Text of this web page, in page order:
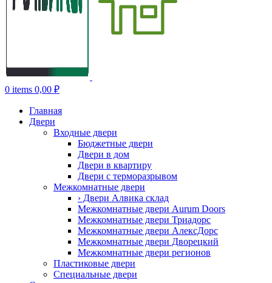
0 items 0,00 ₽
Главная
Двери
Входные двери
Бюджетные двери
Двери в дом
Двери в квартиру
Двери с терморазрывом
Межкомнатные двери
› Двери Алвика склад
Межкомнатные двери Aurum Doors
Межкомнатные двери Триадорс
Межкомнатные двери АлексДорс
Межкомнатные двери Дворецкий
Межкомнатные двери регионов
Пластиковые двери
Специальные двери